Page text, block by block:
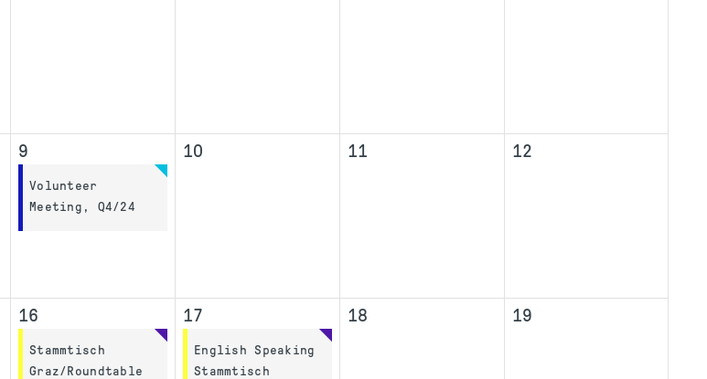
9
Volunteer
Meeting, Q4/24
10 11 12
16
Stammtisch
Graz/Roundtable
17
English Speaking
Stammtisch
18 19